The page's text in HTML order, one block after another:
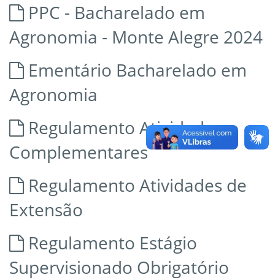
PPC - Bacharelado em
Agronomia - Monte Alegre 2024
Ementário Bacharelado em
Agronomia
Regulamento Atividades
Complementares
Regulamento Atividades de
Extensão
Regulamento Estágio
Supervisionado Obrigatório